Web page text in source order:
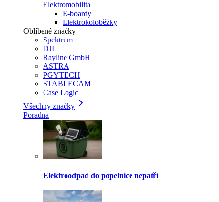
Elektromobilita
E-boardy
Elektrokoloběžky
Oblíbené značky
Spektrum
DJI
Rayline GmbH
ASTRA
PGYTECH
STABLECAM
Case Logic
Všechny značky
Poradna
Elektroodpad do popelnice nepatří